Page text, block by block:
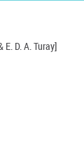
D. A. Turay]